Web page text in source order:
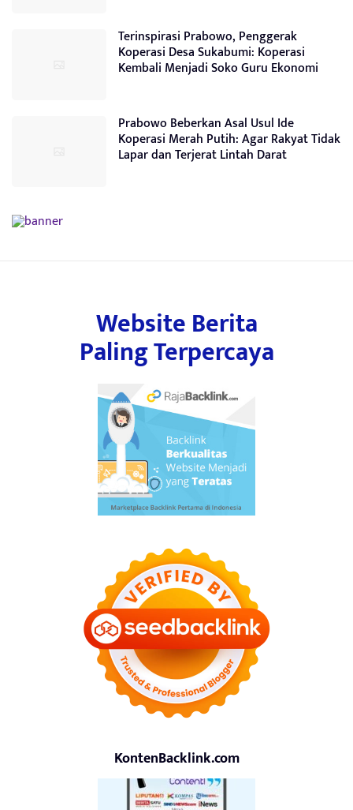
Terinspirasi Prabowo, Penggerak
Koperasi Desa Sukabumi: Koperasi
Kembali Menjadi Soko Guru Ekonomi
Prabowo Beberkan Asal Usul Ide
Koperasi Merah Putih: Agar Rakyat Tidak
Lapar dan Terjerat Lintah Darat
Website Berita
Paling Terpercaya
KontenBacklink.com